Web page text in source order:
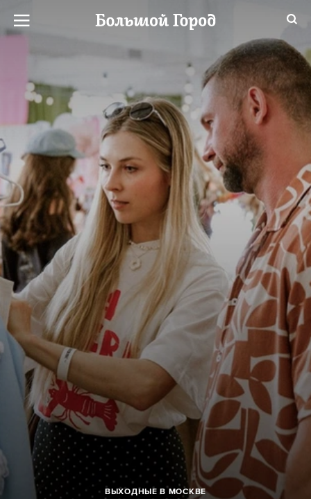
ВЫХОДНЫЕ В МОСКВЕ